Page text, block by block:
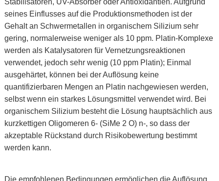
Stabilisatoren, UV-Absorber oder Antioxidantien. Aufgrund
seines Einflusses auf die Produktionsmethoden ist der
Gehalt an Schwermetallen in organischem Silizium sehr
gering, normalerweise weniger als 10 ppm. Platin-Komplexe
werden als Katalysatoren für Vernetzungsreaktionen
verwendet, jedoch sehr wenig (10 ppm Platin); Einmal
ausgehärtet, können bei der Auflösung keine
quantifizierbaren Mengen an Platin nachgewiesen werden,
selbst wenn ein starkes Lösungsmittel verwendet wird. Bei
organischem Silizium besteht die Lösung hauptsächlich aus
kurzkettigen Oligomeren 6- (SiMe 2 O) n-, so dass der
akzeptable Rückstand durch Risikobewertung bestimmt
werden kann.
Die empfohlenen Bedingungen ermöglichen die Auflösung